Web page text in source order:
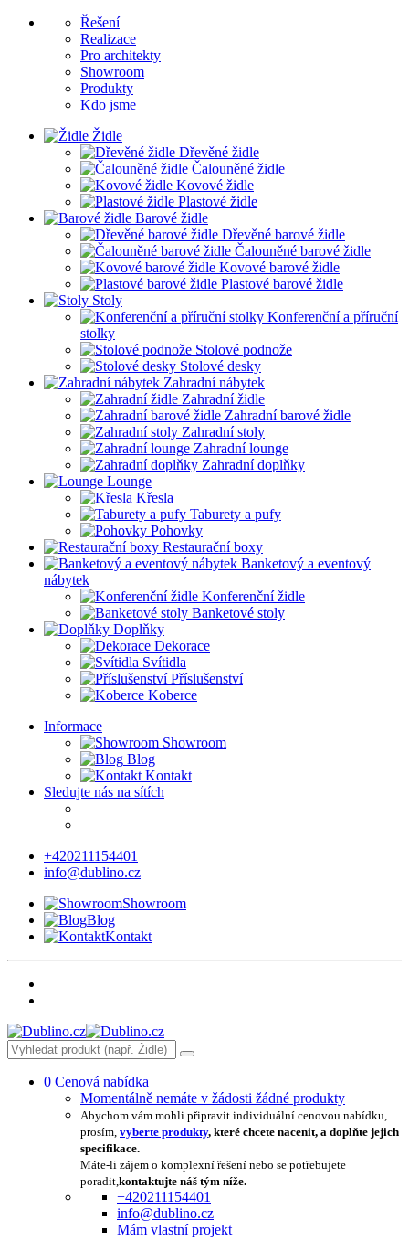
Řešení
Realizace
Pro architekty
Showroom
Produkty
Kdo jsme
Židle
Dřevěné židle
Čalouněné židle
Kovové židle
Plastové židle
Barové židle
Dřevěné barové židle
Čalouněné barové židle
Kovové barové židle
Plastové barové židle
Stoly
Konferenční a příruční
stolky
Stolové podnože
Stolové desky
Zahradní nábytek
Zahradní židle
Zahradní barové židle
Zahradní stoly
Zahradní lounge
Zahradní doplňky
Lounge
Křesla
Taburety a pufy
Pohovky
Restaurační boxy
Banketový a eventový
nábytek
Konferenční židle
Banketové stoly
Doplňky
Dekorace
Svítidla
Příslušenství
Koberce
Informace
Showroom
Blog
Kontakt
Sledujte nás na sítích
+420211154401
info@dublino.cz
Showroom
Blog
Kontakt
0 Cenová nabídka
Momentálně nemáte v žádosti žádné produkty
Abychom vám mohli připravit individuální cenovou nabídku,
prosím, vyberte produkty, které chcete nacenit, a doplňte jejich
specifikace.
Máte-li zájem o komplexní řešení nebo se potřebujete
poradit,kontaktujte náš tým níže.
+420211154401
info@dublino.cz
Mám vlastní projekt